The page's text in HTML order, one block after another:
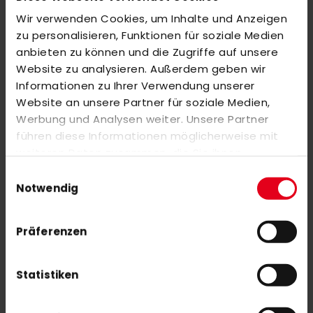
Wir verwenden Cookies, um Inhalte und Anzeigen
zu personalisieren, Funktionen für soziale Medien
anbieten zu können und die Zugriffe auf unsere
Website zu analysieren. Außerdem geben wir
Informationen zu Ihrer Verwendung unserer
Website an unsere Partner für soziale Medien,
Werbung und Analysen weiter. Unsere Partner
führen diese Informationen möglicherweise mit
weiteren Daten zusammen, die Sie ihnen
Nutzung der Dienste gesammelt haben.
Notwendig
Präferenzen
Statistiken
BEWERTUNGEN
ÄHNLICHE PRODUKTE
Markieren Sie die Artikel, um Sie dem Warenkorb hinzuzufügen
oderAlle auswählen
MALIK Absorber Light 22/23 pink
12,50 €
adidas Padel CROSSIT CARBON CTRL 2026